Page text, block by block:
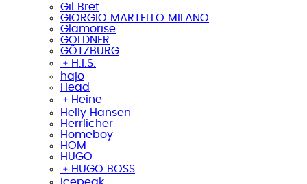
Gil Bret
GIORGIO MARTELLO MILANO
Glamorise
GOLDNER
GÖTZBURG
﹢ H.I.S.
hajo
Head
﹢ Heine
Helly Hansen
Herrlicher
Homeboy
HOM
HUGO
﹢ HUGO BOSS